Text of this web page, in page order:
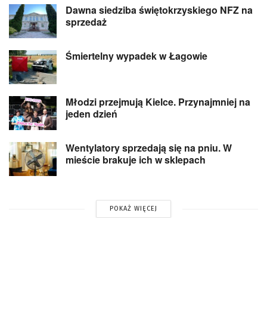
Dawna siedziba świętokrzyskiego NFZ na
sprzedaż
Śmiertelny wypadek w Łagowie
Młodzi przejmują Kielce. Przynajmniej na
jeden dzień
Wentylatory sprzedają się na pniu. W
mieście brakuje ich w sklepach
POKAŻ WIĘCEJ